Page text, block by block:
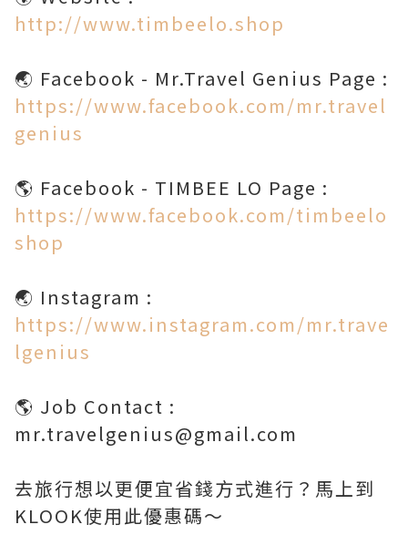
http://www.timbeelo.shop
https://www.facebook.com/mr.travel
genius
https://www.facebook.com/timbeelo
shop
https://www.instagram.com/mr.trave
lgenius
🌎 Job Contact :
mr.travelgenius@gmail.com
去旅行想以更便宜省錢方式進行？馬上到